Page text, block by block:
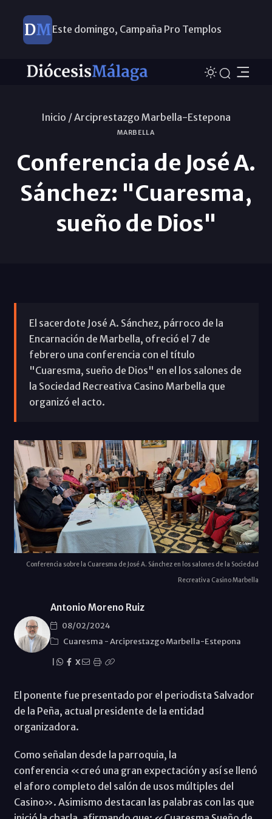
Este domingo, Campaña Pro Templos
Inicio /Arciprestazgo Marbella-Estepona
MARBELLA
Conferencia de José A.
Sánchez: "Cuaresma,
sueño de Dios"
El sacerdote José A. Sánchez, párroco de la
Encarnación de Marbella, ofreció el 7 de
febrero una conferencia con el título
"Cuaresma, sueño de Dios" en el los salones de
la Sociedad Recreativa Casino Marbella que
organizó el acto.
Conferencia sobre la Cuaresma de José A. Sánchez en los salones de la Sociedad
Recreativa Casino Marbella
Antonio Moreno Ruiz
08/02/2024
Cuaresma -Arciprestazgo Marbella-Estepona
X
El ponente fue presentado por el periodista Salvador
de la Peña, actual presidente de la entidad
organizadora.
Como señalan desde la parroquia, la
conferencia «creó una gran expectación y así se llenó
el aforo completo del salón de usos múltiples del
Casino». Asimismo destacan las palabras con las que